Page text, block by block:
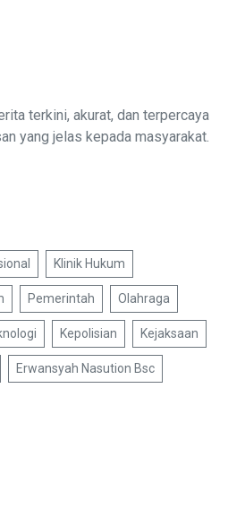
terkini, akurat, dan terpercaya
yang jelas kepada masyarakat.
Klinik Hukum
Pemerintah Olahraga
Kepolisian Kejaksaan
Erwansyah Nasution Bsc